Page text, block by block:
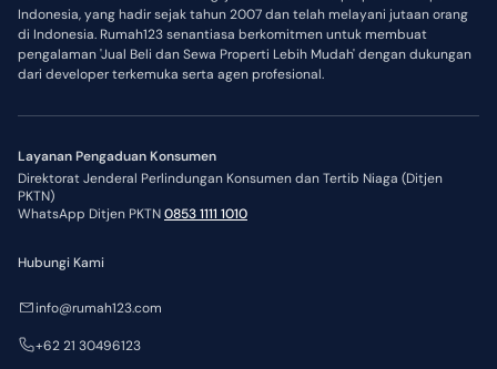
Indonesia, yang hadir sejak tahun 2007 dan telah melayani jutaan orang
di Indonesia. Rumah123 senantiasa berkomitmen untuk membuat
pengalaman 'Jual Beli dan Sewa Properti Lebih Mudah' dengan dukungan
dari developer terkemuka serta agen profesional.
Layanan Pengaduan Konsumen
Direktorat Jenderal Perlindungan Konsumen dan Tertib Niaga (Ditjen
PKTN)
WhatsApp Ditjen PKTN0853 1111 1010
Hubungi Kami
info@rumah123.com
+62 21 30496123